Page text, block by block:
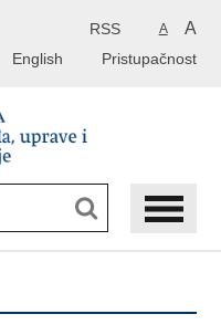
A A
RSS
Pristupačnost
English